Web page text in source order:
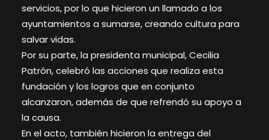
servicios, por lo que hicieron un llamado a los
ayuntamientos a sumarse, creando cultura para
salvar vidas.
Por su parte, la presidenta municipal, Cecilia
Patrón, celebró las acciones que realiza esta
fundación y los logros que en conjunto
alcanzaron, además de que refrendó su apoyo a
la causa.
En el acto, también hicieron la entrega del